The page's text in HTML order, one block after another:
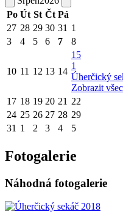
Po Út St Čt Pá
27 28 29 30 31 1
3
4 5 6 7 8
10 11 12 13 14
15
1
Úherčický
Zobrazit
17 18 19 20 21 22
24 25 26 27 28 29
31 1 2 3 4 5
Fotogalerie
Náhodná fotogalerie